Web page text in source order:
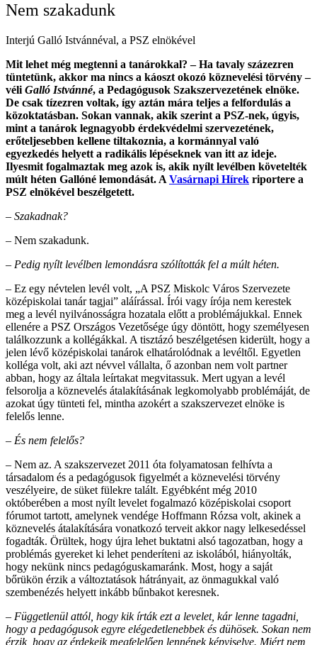
Nem szakadunk
Interjú Galló Istvánnéval, a PSZ elnökével
Mit lehet még megtenni a tanárokkal? – Ha tavaly százezren
tüntetünk, akkor ma nincs a káoszt okozó köznevelési törvény –
véli Galló Istvánné, a Pedagógusok Szakszervezetének elnöke.
De csak tízezren voltak, így aztán mára teljes a felfordulás a
közoktatásban. Sokan vannak, akik szerint a PSZ-nek, úgyis,
mint a tanárok legnagyobb érdekvédelmi szervezetének,
erőteljesebben kellene tiltakoznia, a kormánnyal való
egyezkedés helyett a radikális lépéseknek van itt az ideje.
Ilyesmit fogalmaztak meg azok is, akik nyílt levélben követelték
múlt héten Gallóné lemondását. A Vasárnapi Hírek riportere a
PSZ elnökével beszélgetett.
– Szakadnak?
– Nem szakadunk.
– Pedig nyílt levélben lemondásra szólították fel a múlt héten.
– Ez egy névtelen levél volt, „A PSZ Miskolc Város Szervezete
középiskolai tanár tagjai” aláírással. Írói vagy írója nem kerestek
meg a levél nyilvánosságra hozatala előtt a problémájukkal. Ennek
ellenére a PSZ Országos Vezetősége úgy döntött, hogy személyesen
találkozzunk a kollégákkal. A tisztázó beszélgetésen kiderült, hogy a
jelen lévő középiskolai tanárok elhatárolódnak a levéltől. Egyetlen
kolléga volt, aki azt névvel vállalta, ő azonban nem volt partner
abban, hogy az általa leírtakat megvitassuk. Mert ugyan a levél
felsorolja a köznevelés átalakításának legkomolyabb problémáját, de
azokat úgy tünteti fel, mintha azokért a szakszervezet elnöke is
felelős lenne.
– És nem felelős?
– Nem az. A szakszervezet 2011 óta folyamatosan felhívta a
társadalom és a pedagógusok figyelmét a köznevelési törvény
veszélyeire, de süket fülekre talált. Egyébként még 2010
októberében a most nyílt levelet fogalmazó középiskolai csoport
fórumot tartott, amelynek vendége Hoffmann Rózsa volt, akinek a
köznevelés átalakítására vonatkozó terveit akkor nagy lelkesedéssel
fogadták. Örültek, hogy újra lehet buktatni alsó tagozatban, hogy a
problémás gyereket ki lehet penderíteni az iskolából, hiányolták,
hogy nekünk nincs pedagóguskamaránk. Most, hogy a saját
bőrükön érzik a változtatások hátrányait, az önmagukkal való
szembenézés helyett inkább bűnbakot keresnek.
– Függetlenül attól, hogy kik írták ezt a levelet, kár lenne tagadni,
hogy a pedagógusok egyre elégedetlenebbek és dühösek. Sokan nem
érzik, hogy az érdekeik megfelelően lennének képviselve. Miért nem